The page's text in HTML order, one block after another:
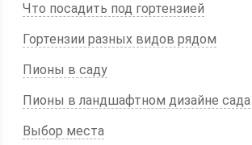
Что посадить под гортензией
Гортензии разных видов рядом
Пионы в саду
Пионы в ландшафтном дизайне сада
Выбор места